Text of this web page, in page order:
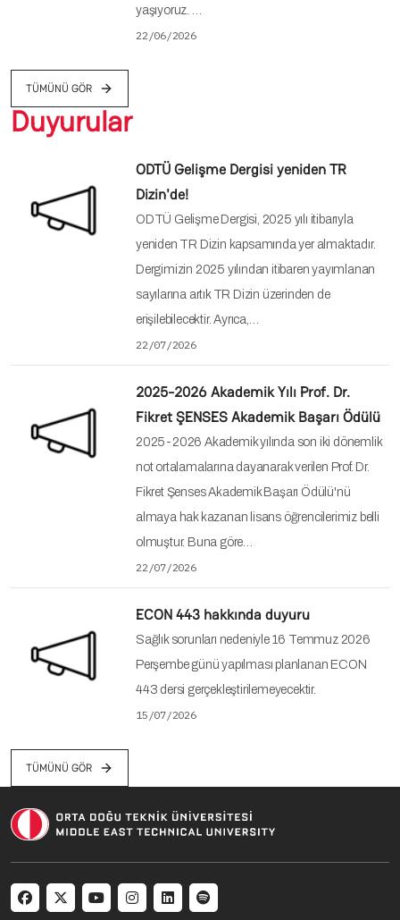
yaşıyoruz. …
22/06/2026
TÜMÜNÜ GÖR
Duyurular
ODTÜ Gelişme Dergisi yeniden TR
Dizin'de!
ODTÜ Gelişme Dergisi, 2025 yılı itibarıyla
yeniden TR Dizin kapsamında yer almaktadır.
Dergimizin 2025 yılından itibaren yayımlanan
sayılarına artık TR Dizin üzerinden de
erişilebilecektir. Ayrıca,…
22/07/2026
2025-2026 Akademik Yılı Prof. Dr.
Fikret ŞENSES Akademik Başarı Ödülü
2025-2026 Akademik yılında son iki dönemlik
not ortalamalarına dayanarak verilen Prof. Dr.
Fikret Şenses Akademik Başarı Ödülü'nü
almaya hak kazanan lisans öğrencilerimiz belli
olmuştur. Buna göre…
22/07/2026
ECON 443 hakkında duyuru
Sağlık sorunları nedeniyle 16 Temmuz 2026
Perşembe günü yapılması planlanan ECON
443 dersi gerçekleştirilemeyecektir.
15/07/2026
TÜMÜNÜ GÖR
Social menu